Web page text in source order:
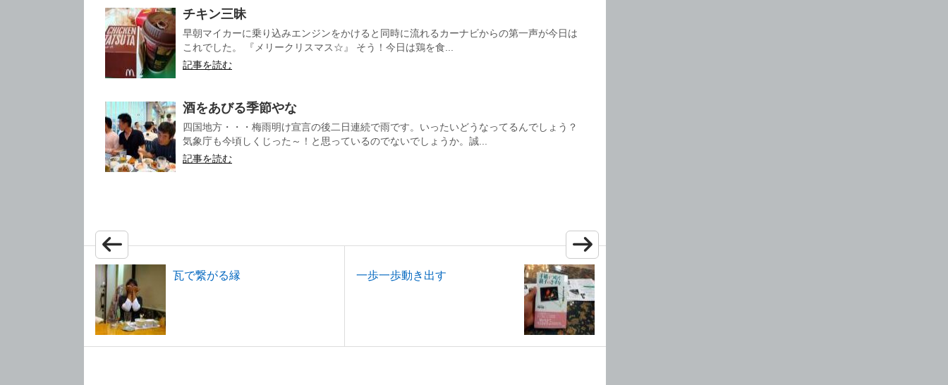
チキン三昧
早朝マイカーに乗り込みエンジンをかけると同時に流れるカーナビからの第一声が今日は
これでした。 『メリークリスマス☆』 そう！今日は鶏を食...
記事を読む
酒をあびる季節やな
四国地方・・・梅雨明け宣言の後二日連続で雨です。いったいどうなってるんでしょう？
気象庁も今頃しくじった～！と思っているのでないでしょうか。誠...
記事を読む
瓦で繋がる縁 一歩一歩動き出す